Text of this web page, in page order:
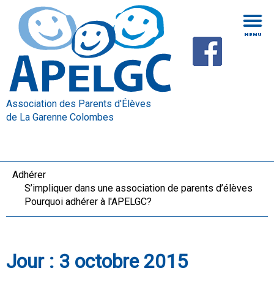
Association des Parents d'Élèves
de La Garenne Colombes
Adhérer
S’impliquer dans une association de parents d’élèves
Pourquoi adhérer à l'APELGC?
Jour : 3 octobre 2015